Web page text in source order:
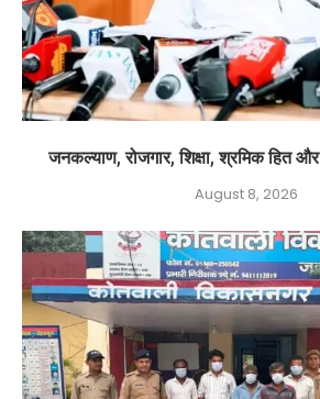
जनकल्याण, रोजगार, शिक्षा, श्रमिक हित
August 8, 2026